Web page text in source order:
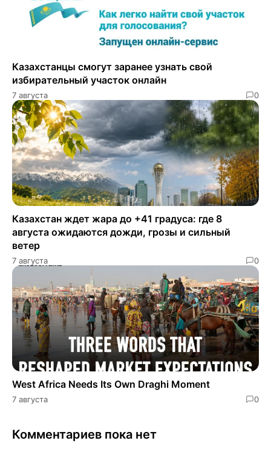
Казахстанцы смогут заранее узнать свой
избирательный участок онлайн
7 августа 0
Казахстан ждет жара до +41 градуса: где 8
августа ожидаются дожди, грозы и сильный
ветер
7 августа 0
West Africa Needs Its Own Draghi Moment
7 августа 0
Комментариев пока нет